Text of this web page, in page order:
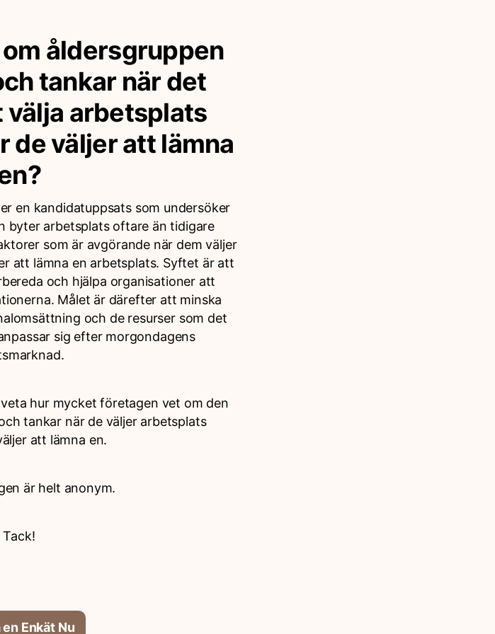
åldersgruppen
tankar när det
arbetsplats
de väljer att lämna
en kandidatuppsats som undersöker
byter arbetsplats oftare än tidigare
som är avgörande när dem väljer
att lämna en arbetsplats. Syftet är att
och hjälpa organisationer att
Målet är därefter att minska
och de resurser som det
sig efter morgondagens
hur mycket företagen vet om den
tankar när de väljer arbetsplats
att lämna en.
är helt anonym.
Tack!
Enkät Nu